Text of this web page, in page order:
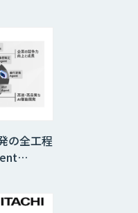
の全工程